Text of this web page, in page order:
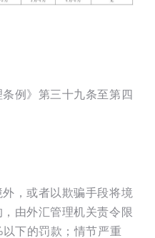
例》第三十九条至第四
，或者以欺骗手段将境
由外汇管理机关责令限
下的罚款；情节严重